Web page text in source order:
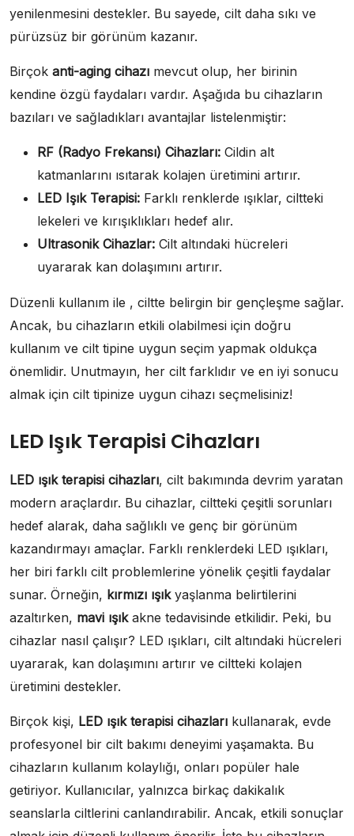
yenilenmesini destekler. Bu sayede, cilt daha sıkı ve
pürüzsüz bir görünüm kazanır.
Birçok anti-aging cihazı mevcut olup, her birinin
kendine özgü faydaları vardır. Aşağıda bu cihazların
bazıları ve sağladıkları avantajlar listelenmiştir:
RF (Radyo Frekansı) Cihazları: Cildin alt
katmanlarını ısıtarak kolajen üretimini artırır.
LED Işık Terapisi: Farklı renklerde ışıklar, ciltteki
lekeleri ve kırışıklıkları hedef alır.
Ultrasonik Cihazlar: Cilt altındaki hücreleri
uyararak kan dolaşımını artırır.
Düzenli kullanım ile , ciltte belirgin bir gençleşme sağlar.
Ancak, bu cihazların etkili olabilmesi için doğru
kullanım ve cilt tipine uygun seçim yapmak oldukça
önemlidir. Unutmayın, her cilt farklıdır ve en iyi sonucu
almak için cilt tipinize uygun cihazı seçmelisiniz!
LED Işık Terapisi Cihazları
LED ışık terapisi cihazları, cilt bakımında devrim yaratan
modern araçlardır. Bu cihazlar, ciltteki çeşitli sorunları
hedef alarak, daha sağlıklı ve genç bir görünüm
kazandırmayı amaçlar. Farklı renklerdeki LED ışıkları,
her biri farklı cilt problemlerine yönelik çeşitli faydalar
sunar. Örneğin, kırmızı ışıkyaşlanma belirtilerini
azaltırken, mavi ışıkakne tedavisinde etkilidir. Peki, bu
cihazlar nasıl çalışır? LED ışıkları, cilt altındaki hücreleri
uyararak, kan dolaşımını artırır ve ciltteki kolajen
üretimini destekler.
Birçok kişi, LED ışık terapisi cihazları kullanarak, evde
profesyonel bir cilt bakımı deneyimi yaşamakta. Bu
cihazların kullanım kolaylığı, onları popüler hale
getiriyor. Kullanıcılar, yalnızca birkaç dakikalık
seanslarla ciltlerini canlandırabilir. Ancak, etkili sonuçlar